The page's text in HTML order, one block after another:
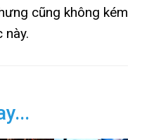
cũng không kém
này.